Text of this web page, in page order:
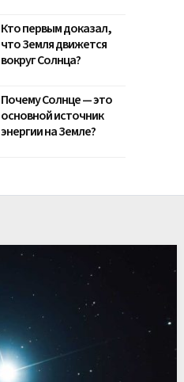
Кто первым доказал,
что Земля движется
вокруг Солнца?
Почему Солнце — это
основной источник
энергии на Земле?